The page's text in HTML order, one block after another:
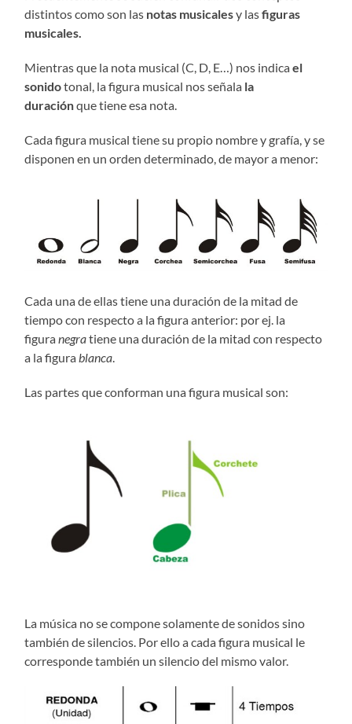
distintos como son las notas musicalesy lasfiguras
musicales.
Mientras que la nota musical (C, D, E…) nos indicael
sonidotonal, la figura musical nos señala la
duraciónque tiene esa nota.
Cada figura musical tiene su propio nombre y grafía, y se
disponen en un orden determinado, de mayor a menor:
Cada una de ellas tiene una duración de la mitad de
tiempo con respecto a la figura anterior: por ej. la
figuranegratiene una duración de la mitad con respecto
a la figurablanca.
Las partes que conforman una figura musical son:
La música no se compone solamente de sonidos sino
también de silencios. Por ello a cada figura musical le
corresponde también un silencio del mismo valor.